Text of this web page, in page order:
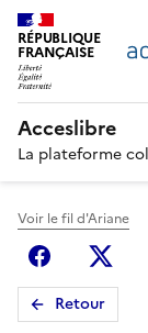
RÉPUBLIQUE
FRANÇAISE
Acceslibre
La plateforme
Voir le fil d'Ariane
Facebook
Retour